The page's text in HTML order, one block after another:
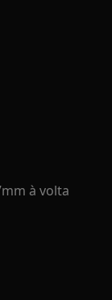
à volta